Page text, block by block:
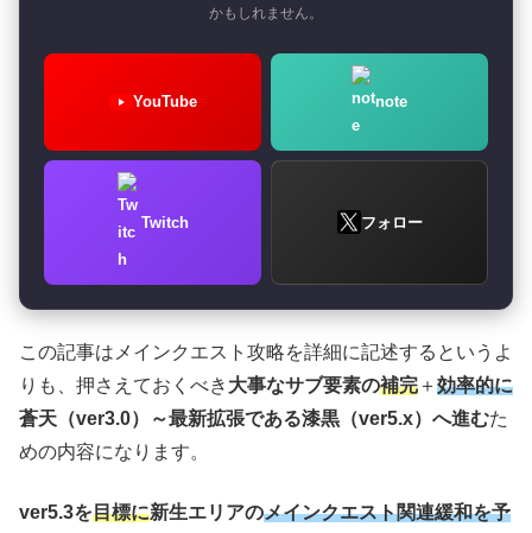
かもしれません。
YouTube note
Twitch フォロー
この記事はメインクエスト攻略を詳細に記述するというよ
りも、押さえておくべき 大事なサブ要素の補完 ＋効率的に
蒼天（ver3.0）～最新拡張である漆黒（ver5.x）へ進むた
めの内容になります。
ver5.3を目標に新生エリアのメインクエスト関連緩和を予